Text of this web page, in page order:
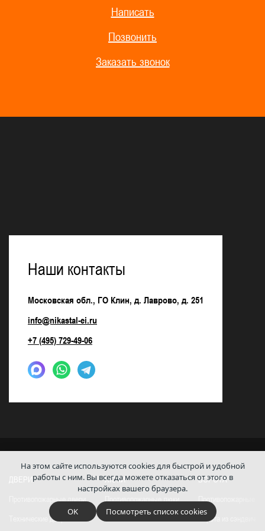
Написать
Позвонить
Заказать звонок
Наши контакты
Московская обл., ГО Клин, д. Лаврово, д. 251
info@nikastal-ei.ru
+7 (495) 729-49-06
ДВЕРИ
Технические двери
ЛЮКИ
Технические люки
ВОРОТА
Ворота из сэндвич-
На этом сайте используются cookies для быстрой и удобной
работы с ним. Вы всегда можете отказаться от этого в
настройках вашего браузера.
OK Посмотреть список cookies